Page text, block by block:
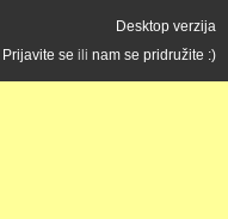
Desktop verzija
Prijavite se ili nam se pridružite :)